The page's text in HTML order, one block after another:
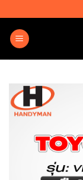
to
content